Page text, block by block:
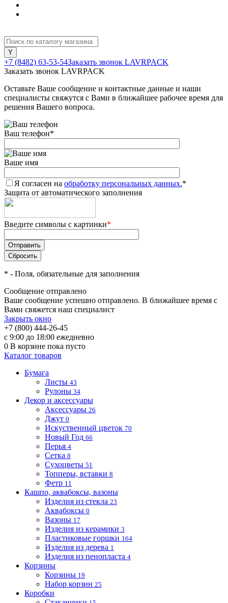
+7 (8482) 63-53-54Заказать звонок LAVRPACK
Заказать звонок LAVRPACK
Оставьте Ваше сообщение и контактные данные и наши
специалисты свяжутся с Вами в ближайшее рабочее время для
решения Вашего вопроса.
Ваш телефон*
Ваше имя
Я согласен на обработку персональных данных.*
Защита от автоматического заполнения
Введите символы с картинки*
* - Поля, обязательные для заполнения
Сообщение отправлено
Ваше сообщение успешно отправлено. В ближайшее время с
Вами свяжется наш специалист
Закрыть окно
+7 (800) 444-26-45
с 9:00 до 18:00 ежедневно
0 В корзине пока пусто
Каталог товаров
Бумага
Листы 43
Рулоны 34
Декор и аксессуары
Аксессуары 26
Джут 0
Искуственный цветок 70
Новый Год 66
Перья 4
Сетка 8
Сухоцветы 51
Топперы, вставки 8
Фетр 11
Кашпо, аквабоксы, вазоны
Изделия из стекла 23
Аквабоксы 0
Вазоны 17
Изделия из керамики 3
Пластиковые горшки 164
Изделия из дерева 1
Изделия из пенопласта 4
Корзины
Корзины 19
Набор корзин 25
Коробки